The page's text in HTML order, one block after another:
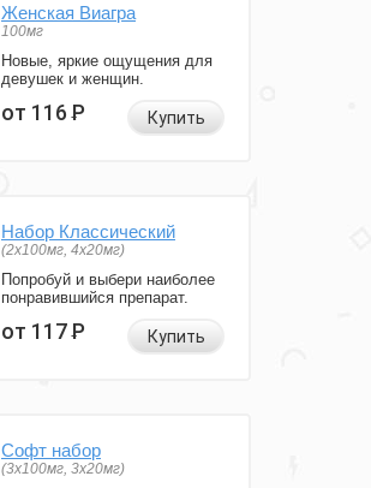
Женская Виагра
100мг
Новые, яркие ощущения для
девушек и женщин.
от 116Р Купить
Набор Классический
(2x100мг, 4x20мг)
Попробуй и выбери наиболее
понравившийся препарат.
от 117Р Купить
Софт набор
(3x100мг, 3x20мг)